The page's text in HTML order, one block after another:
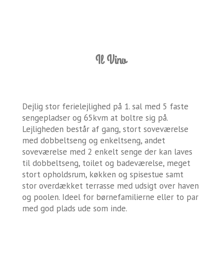
Il Vino
Dejlig stor ferielejlighed på 1. sal med 5 faste
sengepladser og 65kvm at boltre sig på.
Lejligheden består af gang, stort soveværelse
med dobbeltseng og enkeltseng, andet
soveværelse med 2 enkelt senge der kan laves
til dobbeltseng, toilet og badeværelse, meget
stort opholdsrum, køkken og spisestue samt
stor overdækket terrasse med udsigt over haven
og poolen. Ideel for børnefamilierne eller to par
med god plads ude som inde.